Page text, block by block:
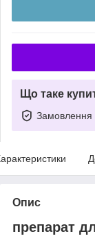
Що таке
Замовлення
Опис
препарат